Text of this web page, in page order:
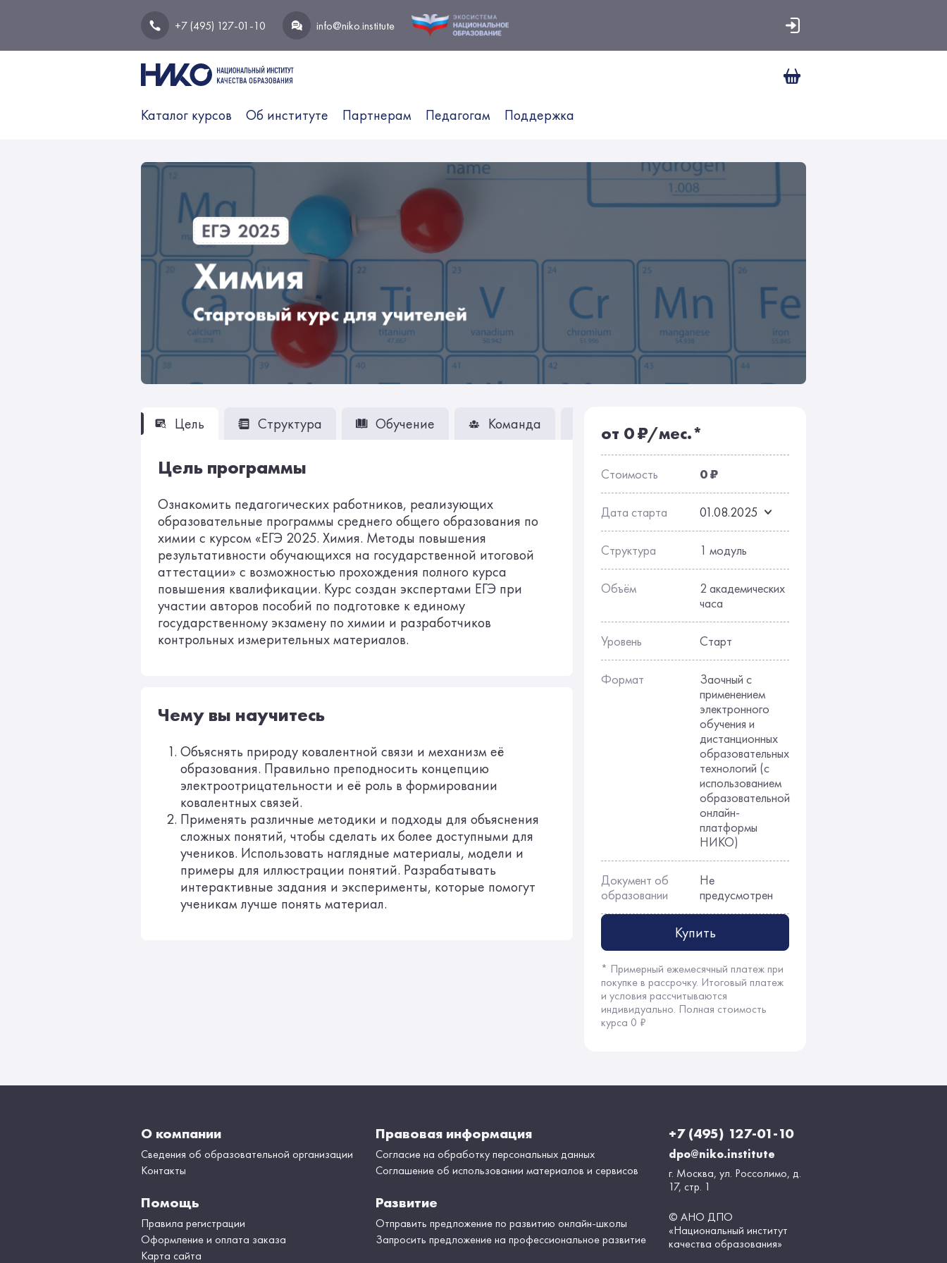
+7 (495) 127-01-10 info@niko.institute
Каталог курсов Об институте Партнерам Педагогам Поддержка
Цель Структура Обучение Команда Вопросы Отзывы
Цель программы
Ознакомить педагогических работников, реализующих
образовательные программы среднего общего образования по
химии с курсом «ЕГЭ 2025. Химия. Методы повышения
результативности обучающихся на государственной итоговой
аттестации» с возможностью прохождения полного курса
повышения квалификации. Курс создан экспертами ЕГЭ при
участии авторов пособий по подготовке к единому
государственному экзамену по химии и разработчиков
контрольных измерительных материалов.
Чему вы научитесь
Объяснять природу ковалентной связи и механизм её
образования. Правильно преподносить концепцию
электроотрицательности и её роль в формировании
ковалентных связей.
Применять различные методики и подходы для объяснения
сложных понятий, чтобы сделать их более доступными для
учеников. Использовать наглядные материалы, модели и
примеры для иллюстрации понятий. Разрабатывать
интерактивные задания и эксперименты, которые помогут
ученикам лучше понять материал.
от 0 ₽/мес.*
Стоимость 0 ₽
Дата старта 01.08.2025
Структура 1 модуль
Объём
2 академических
часа
Уровень Старт
Формат
Заочный с
применением
электронного
обучения и
дистанционных
образовательных
технологий (с
использованием
образовательной
онлайн-
платформы
НИКО)
Документ об
образовании
Не
предусмотрен
Купить
* Примерный ежемесячный платеж при
покупке в рассрочку. Итоговый платеж
и условия рассчитываются
индивидуально. Полная стоимость
курса 0 ₽
О компании
Сведения об образовательной организации
Контакты
Помощь
Правила регистрации
Оформление и оплата заказа
Карта сайта
Правовая информация
Согласие на обработку персональных данных
Соглашение об использовании материалов и сервисов
Развитие
Отправить предложение по развитию онлайн-школы
Запросить предложение на профессиональное развитие
+7 (495) 127-01-10
dpo@niko.institute
г. Москва, ул. Россолимо, д.
17, стр. 1
© АНО ДПО
«Национальный институт
качества образования»